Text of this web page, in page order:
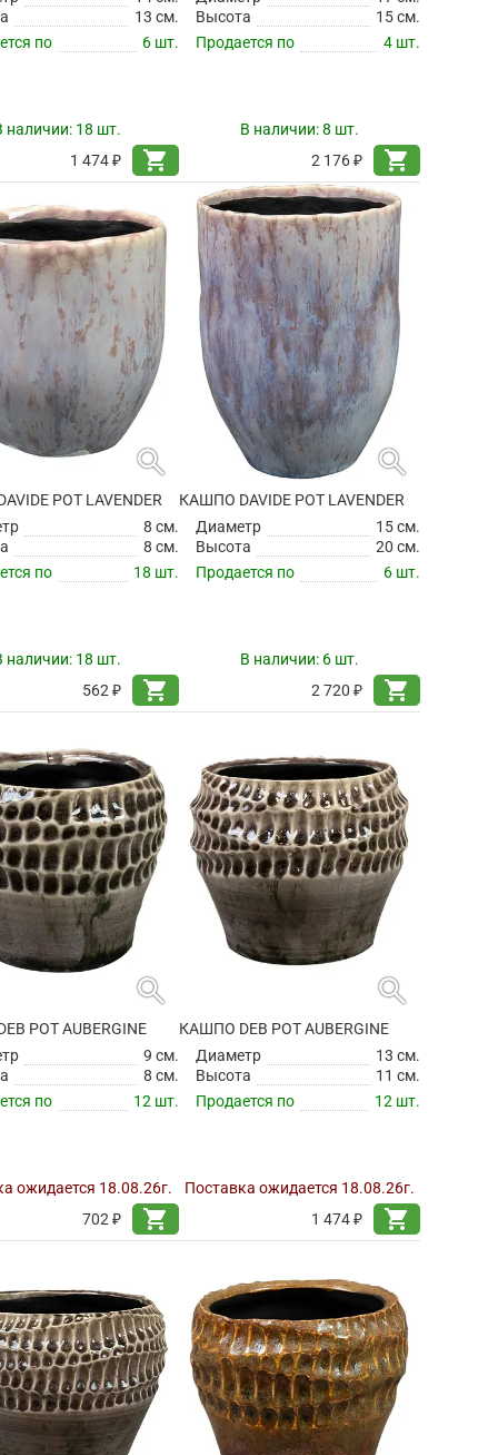
13 см.
по
6 шт.
наличии: 18 шт.
1 474 ₽
shopping_cart
Высота
15 см.
Продается по
4 шт.
В наличии:8 шт.
2 176 ₽
shopping_cart
search
POT LAVENDER
8 см.
8 см.
по
18 шт.
наличии: 18 шт.
562 ₽
shopping_cart
search
КАШПО DAVIDE POT LAVENDER
Диаметр
15 см.
Высота
20 см.
Продается по
6 шт.
В наличии: 6 шт.
2 720 ₽
shopping_cart
search
POT AUBERGINE
9 см.
8 см.
по
12 шт.
ожидается 18.08.26г.
702 ₽
shopping_cart
search
КАШПО DEB POT AUBERGINE
Диаметр
13 см.
Высота
11 см.
Продается по
12 шт.
Поставка ожидается 18.08.26г.
1 474 ₽
shopping_cart